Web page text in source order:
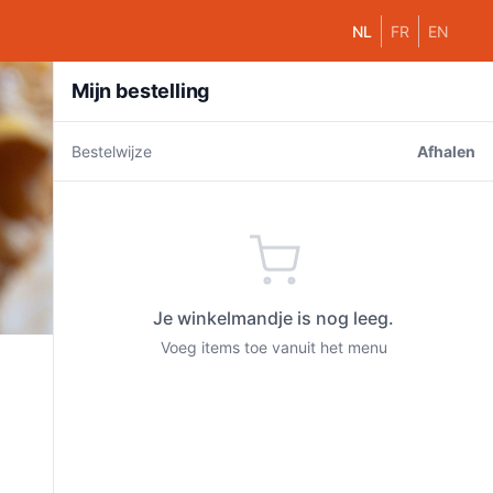
NL FR EN
Mijn bestelling
Bestelwijze Afhalen
Je winkelmandje is nog leeg.
Voeg items toe vanuit het menu